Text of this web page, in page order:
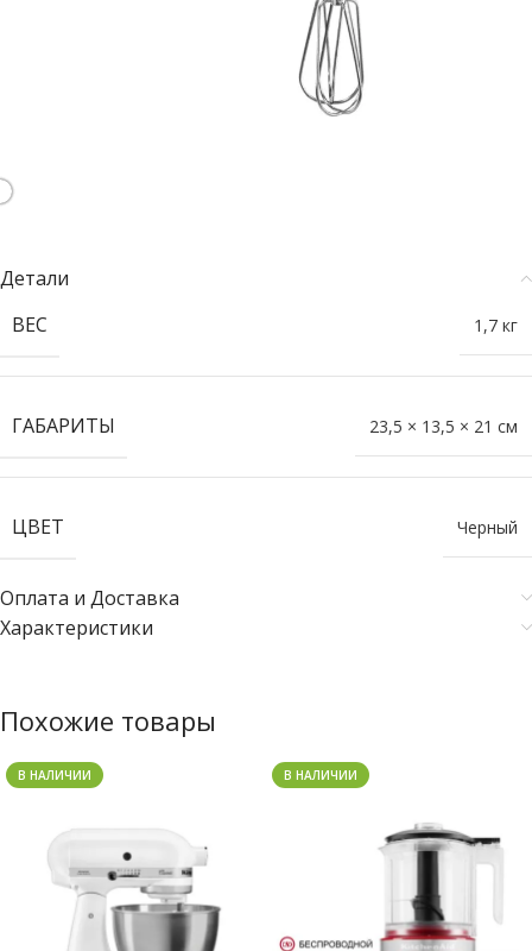
Детали
ВЕС
1,7 кг
ГАБАРИТЫ 23,5 × 13,5 × 21 см
ЦВЕТ Черный
Оплата и Доставка
Характеристики
Похожие товары
В НАЛИЧИИ В НАЛИЧИИ